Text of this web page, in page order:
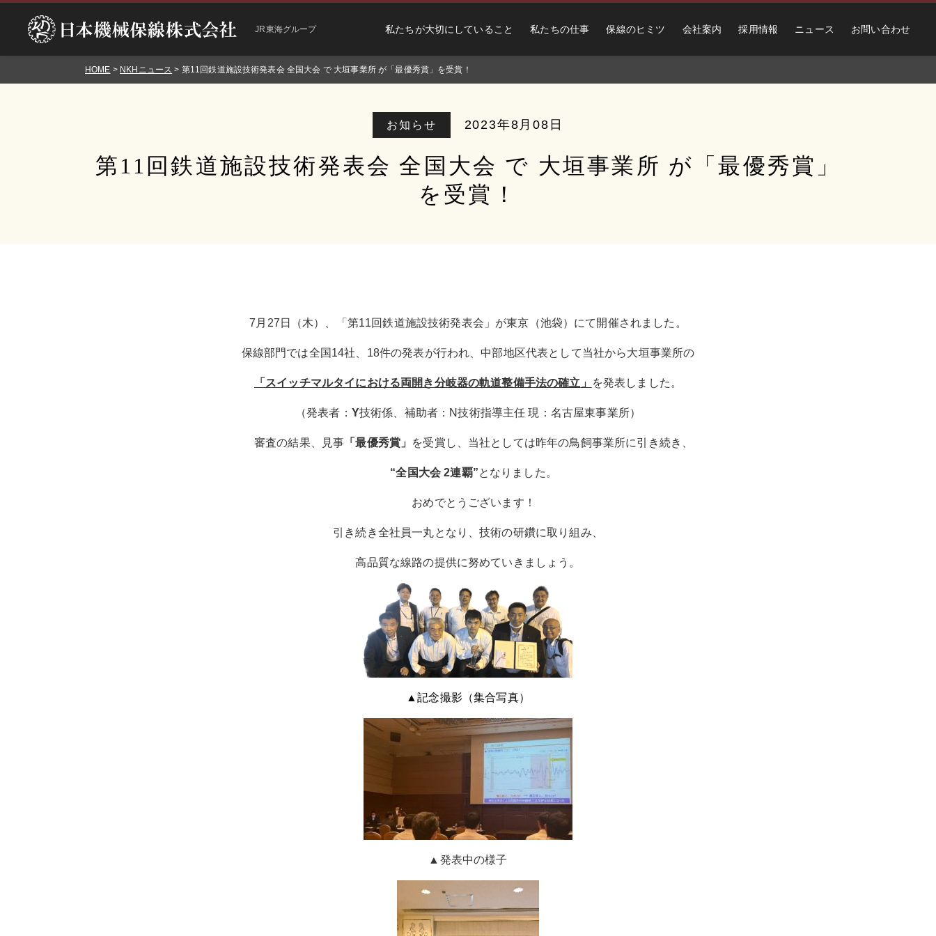
JR東海グループ 私たちが大切にしていること 私たちの仕事 保線のヒミツ 会社案内 採用情報 ニュース お問い合わせ
HOME > NKHニュース > 第11回鉄道施設技術発表会 全国大会 で 大垣事業所 が「最優秀賞」を受賞！
お知らせ 2023年8月08日
第11回鉄道施設技術発表会 全国大会 で 大垣事業所 が「最優秀賞」
を受賞！
7月27日（木）、「第11回鉄道施設技術発表会」が東京（池袋）にて開催されました。
保線部門では全国14社、18件の発表が行われ、中部地区代表として当社から大垣事業所の
「 スイッチマルタイにおける両開き分岐器の軌道整備手法の確立 」 を発表しました。
（発表者： Y技術係、補助者：N技術指導主任 現：名古屋東事業所）
審査の結果、見事 「最優秀賞」 を受賞し、当社としては昨年の鳥飼事業所に引き続き、
“全国大会2連覇”となりました。
おめでとうございます！
引き続き全社員一丸となり、技術の研鑽に取り組み、
高品質な線路の提供に努めていきましょう。
▲記念撮影（集合写真）
▲発表中の様子